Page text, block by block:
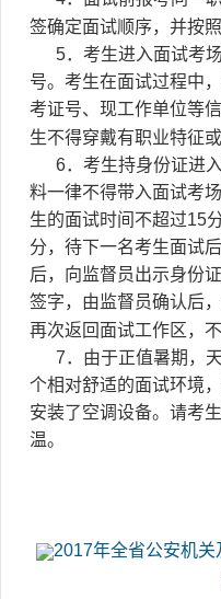
签确定面试顺序，并按
5．考生进入面试考场
号。考生在面试过程中
考证号、现工作单位等
生不得穿戴有职业特征
6．考生持身份证进入
料一律不得带入面试考
生的面试时间不超过15
分，待下一名考生面试
后，向监督员出示身份
签字，由监督员确认后
再次返回面试工作区，
7．由于正值暑期，天
个相对舒适的面试环境
安装了空调设备。请考
温。
2017年全省公安机